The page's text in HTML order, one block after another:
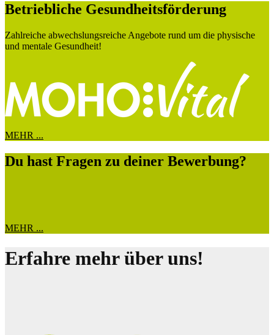
Betriebliche Gesundheitsförderung
Zahlreiche abwechslungsreiche Angebote rund um die physische
und mentale Gesundheit!
MEHR ...
Du hast Fragen zu deiner Bewerbung?
MEHR ...
Erfahre mehr über uns!